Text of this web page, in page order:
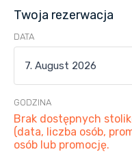
Twoja rezerwacja
DATA
GODZINA
Brak dostępnych
(data, liczba osób,
osób lub promocję.